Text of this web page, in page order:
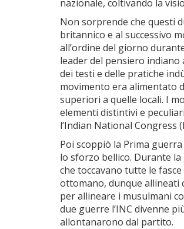
nazionale, coltivando la
Non sorprende che questi
britannico e al successivo
all’ordine del giorno
leader del pensiero
dei testi e delle pratiche
movimento era alimentato
superiori a quelle locali. I
elementi distintivi e
l’Indian National
Poi scoppiò la Prima
lo sforzo bellico. Durante la
che toccavano tutte le
ottomano, dunque allineati
per allineare i musulmani
due guerre l’INC divenne
allontanarono dal partito.